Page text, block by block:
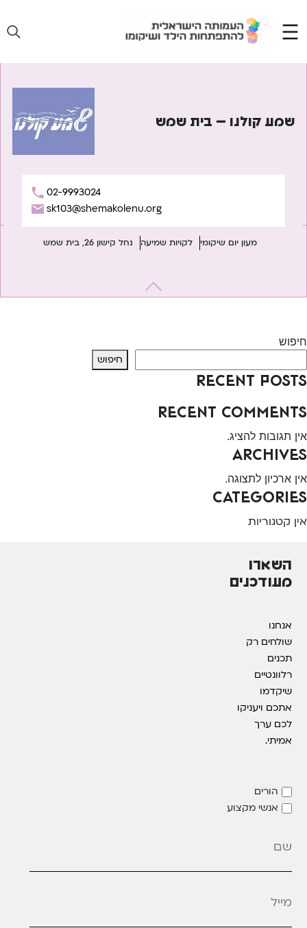
content
שמע קולנו – בית שמש
02-9993024
sk103@shemakolenu.org
מעון יום שיקומי לקויות שמיעה נחל קישון 26, בית שמש
חיפוש
חיפוש
Recent Posts
Recent Comments
אין תגובות להציג.
Archives
אין ארכיון לתצוגה.
Categories
אין קטגוריות
השארו
מעודכנים
אנחנו
שולחים רק
תכנים
רלוונטיים
שיקדמו
אתכם ויעניקו
לכם ערך
אמיתי.
הורים
אנשי מקצוע